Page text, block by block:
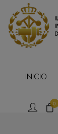
0
INICIO